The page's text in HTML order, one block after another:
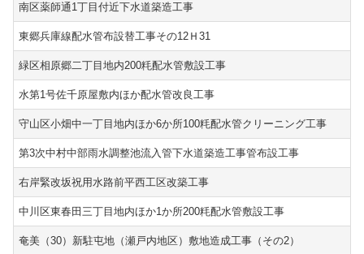
南区薬師通1丁目付近下水道築造工事
東郷兵庫線配水管布設替工事その12Ｈ31
緑区相原郷二丁目地内200粍配水管敷設工事
水第1号佐千原屋敷内ほか配水管改良工事
守山区小畑中一丁目地内ほか6か所100粍配水管クリーニング工事
第3次中村中部雨水調整池流入管下水道築造工事管布設工事
右岸緊改坂祝用水路前平西工区改築工事
中川区東春田三丁目地内ほか1か所200粍配水管敷設工事
奄美（30）新駐屯地（瀬戸内地区）敷地造成工事（その2）